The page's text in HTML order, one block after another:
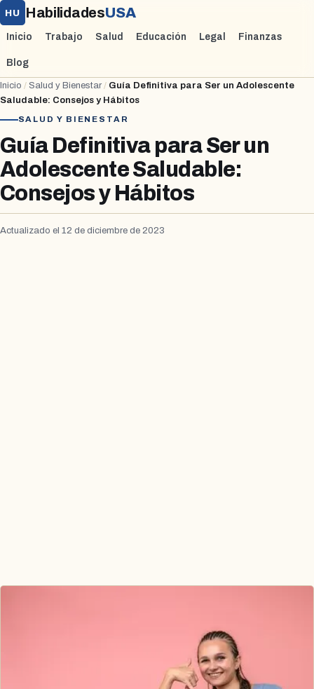
HU HabilidadesUSA
Inicio Trabajo Salud Educación Legal Finanzas
Blog
Inicio / Salud y Bienestar / Guía Definitiva para Ser un Adolescente
Saludable: Consejos y Hábitos
SALUD Y BIENESTAR
Guía Definitiva para Ser un
Adolescente Saludable:
Consejos y Hábitos
Actualizado el 12 de diciembre de 2023